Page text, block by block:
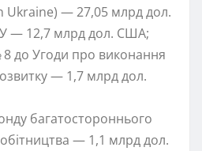
Ukraine) — 27,05 млрд дол.
— 12,7 млрд дол. США;
до Угоди про виконання
— 1,7 млрд дол.
багатостороннього
— 1,1 млрд дол.